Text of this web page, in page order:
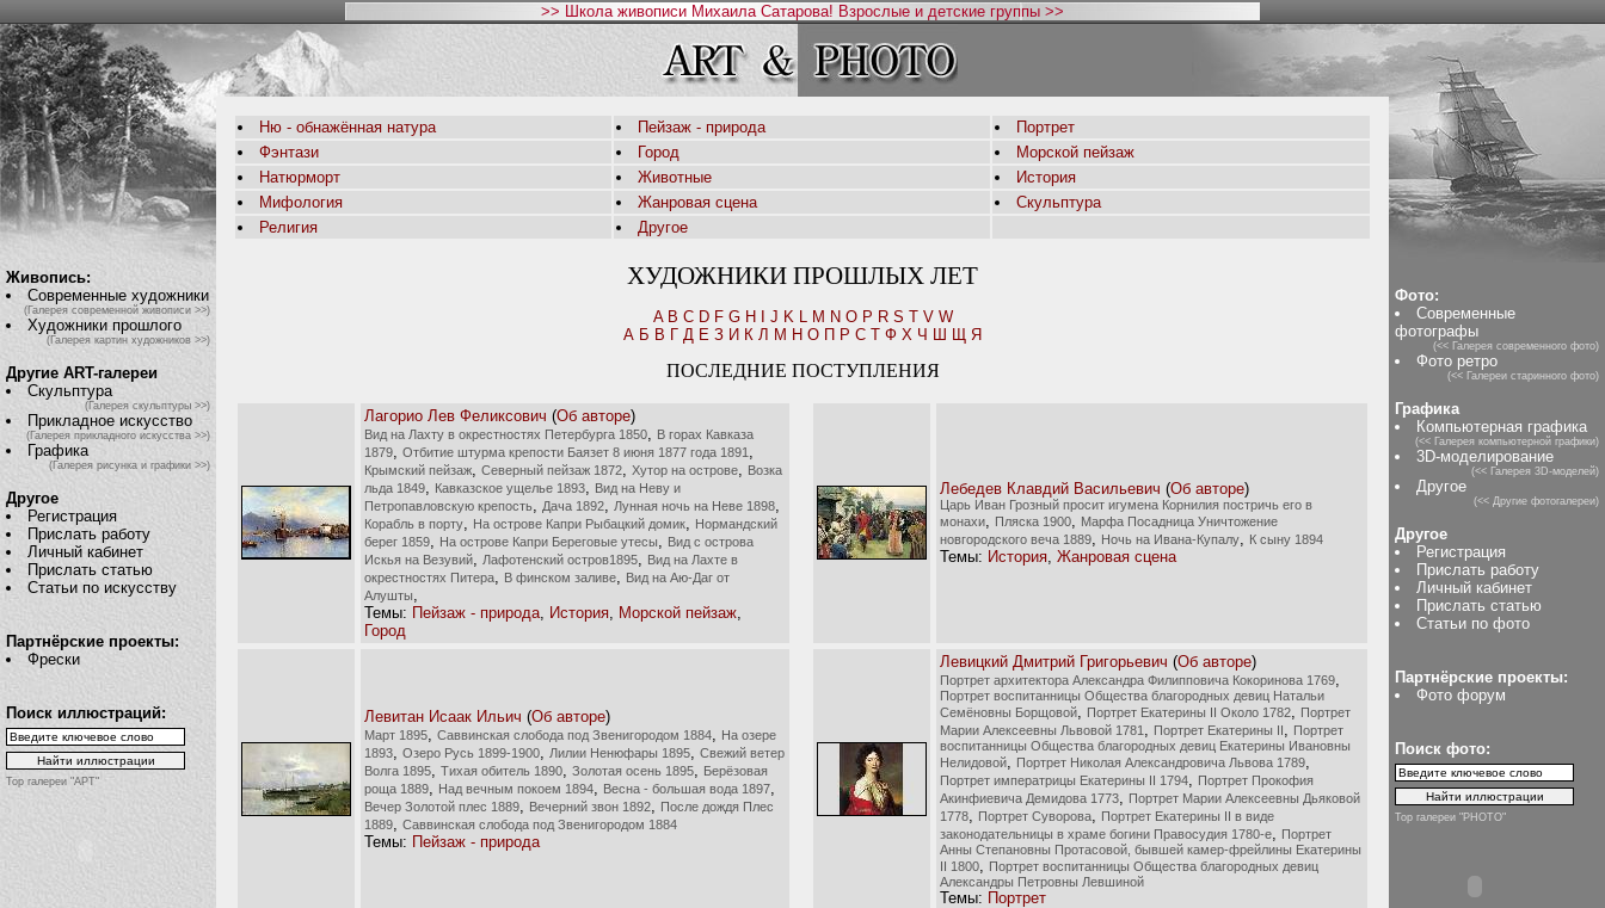
>> Школа живописи Михаила Сатарова! Взрослые и детские группы >>
Живопись:
Современные художники
(Галерея современной живописи >>)
Художники прошлого
(Галерея картин художников >>)
Другие ART-галереи
Скульптура
(Галерея скульптуры >>)
Прикладное искусство
(Галерея прикладного искусства >>)
Графика
(Галерея рисунка и графики >>)
Другое
Регистрация
Прислать работу
Личный кабинет
Прислать статью
Статьи по искусству
Партнёрские проекты:
Фрески
Поиск иллюстраций:
Top галереи "АРТ"
Ню - обнажённая натура Пейзаж - природа
Портрет
Фэнтази
Город
Морской пейзаж
Натюрморт
Животные
История
Мифология
Жанровая сцена
Скульптура
Религия
Другое
ХУДОЖНИКИ ПРОШЛЫХ ЛЕТ
A B C D F G H J K L M N O P R S T V W
А Б В Г Д Е З И К Л М Н О П Р С Т Ф Х Ч Ш Щ Я
ПОСЛЕДНИЕ ПОСТУПЛЕНИЯ
Лагорио Лев Феликсович (Об авторе)
Вид на Лахту в окрестностях Петербурга 1850
В горах Кавказа
1879
Отбитие штурма крепости Баязет 8 июня 1877 года 1891
Крымский пейзаж Северный пейзаж 1872 Хутор на острове
Возка
льда 1849
Кавказское ущелье 1893
Вид на Неву и
Петропавловскую крепость
Дача 1892 Лунная ночь на Неве 1898
Корабль в порту На острове Капри Рыбацкий домик
Нормандский
берег 1859
На острове Капри Береговые утесы
Вид с острова
Искья на Везувий
Лафотенский остров1895
Вид на Лахте в
окрестностях Питера
В финском заливе
Вид на Аю-Даг от
Алушты
Темы: Пейзаж - природа История Морской пейзаж
Город
Лебедев Клавдий Васильевич (Об авторе)
Царь Иван Грозный просит игумена Корнилия постричь его в
монахи
Пляска 1900
Марфа Посадница Уничтожение
новгородского веча 1889
Ночь на Ивана-Купалу К сыну 1894
Темы: История Жанровая сцена
Левитан Исаак Ильич (Об авторе)
Март 1895 Саввинская слобода под Звенигородом 1884
На озере
1893
Озеро Русь 1899-1900 Лилии Ненюфары 1895
Свежий ветер
Волга 1895
Тихая обитель 1890 Золотая осень 1895
Берёзовая
роща 1889
Над вечным покоем 1894 Весна - большая вода 1897
Вечер Золотой плес 1889 Вечерний звон 1892
После дождя Плес
1889
Саввинская слобода под Звенигородом 1884
Темы: Пейзаж - природа
Левицкий Дмитрий Григорьевич (Об авторе)
Портрет архитектора Александра Филипповича Кокоринова 1769
Портрет воспитанницы Общества благородных девиц Натальи
Семёновны Борщовой
Портрет Екатерины II Около 1782
Портрет
Марии Алексеевны Львовой 1781
Портрет Екатерины II
Портрет
воспитанницы Общества благородных девиц Екатерины Ивановны
Нелидовой
Портрет Николая Александровича Львова 1789
Портрет императрицы Екатерины II 1794
Портрет Прокофия
Акинфиевича Демидова 1773
Портрет Марии Алексеевны Дьяковой
1778
Портрет Суворова
Портрет Екатерины II в виде
законодательницы в храме богини Правосудия 1780-е
Портрет
Анны Степановны Протасовой, бывшей камер-фрейлины Екатерины
II 1800
Портрет воспитанницы Общества благородных девиц
Александры Петровны Левшиной
Темы: Портрет
Фото:
Современные
фотографы
(<< Галерея современного фото)
Фото ретро
(<< Галереи старинного фото)
Графика
Компьютерная графика
(<< Галерея компьютерной графики)
3D-моделирование
(<< Галерея 3D-моделей)
Другое
(<< Другие фотогалереи)
Другое
Регистрация
Прислать работу
Личный кабинет
Прислать статью
Статьи по фото
Партнёрские проекты:
Фото форум
Поиск фото:
Top галереи "PHOTO"